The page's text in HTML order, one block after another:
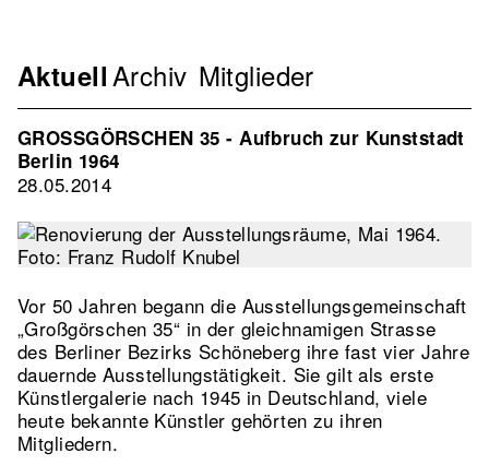
Navigation
Verband
2nd
Level
AktuellArchiv Mitglieder
GROSSGÖRSCHEN 35 - Aufbruch zur Kunststadt
Berlin 1964
28.05.2014
Vor 50 Jahren begann die Ausstellungsgemeinschaft
„Großgörschen 35“ in der gleichnamigen Strasse
des Berliner Bezirks Schöneberg ihre fast vier Jahre
dauernde Ausstellungstätigkeit. Sie gilt als erste
Künstlergalerie nach 1945 in Deutschland, viele
heute bekannte Künstler gehörten zu ihren
Mitgliedern.